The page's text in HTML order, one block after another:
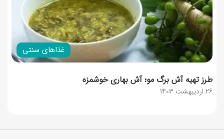
غذاهای سنتی
26 اردیبهشت 1403
طرز تهیه آش برگ مو؛ آش بهاری خوشمزه